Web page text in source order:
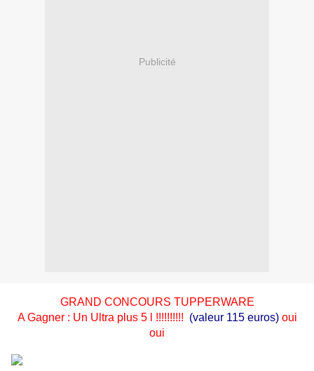
Publicité
GRAND CONCOURS TUPPERWARE
A Gagner : Un Ultra plus 5 l !!!!!!!!!! (valeur 115 euros)oui
oui